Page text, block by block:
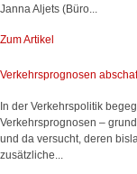
Janna Aljets (Büro...
Zum Artikel
Verkehrsprognosen
In der Verkehrspolitik
Verkehrsprognosen –
und da versucht, deren
zusätzliche...